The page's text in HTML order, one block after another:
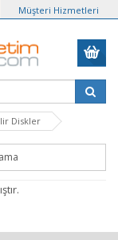
Müşteri Hizmetleri
Diskler